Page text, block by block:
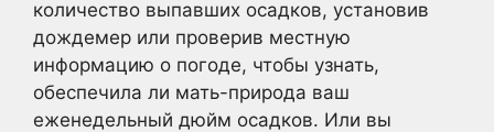
количество выпавших осадков, установив
дождемер или проверив местную
информацию о погоде, чтобы узнать,
обеспечила ли мать-природа ваш
еженедельный дюйм осадков. Или вы